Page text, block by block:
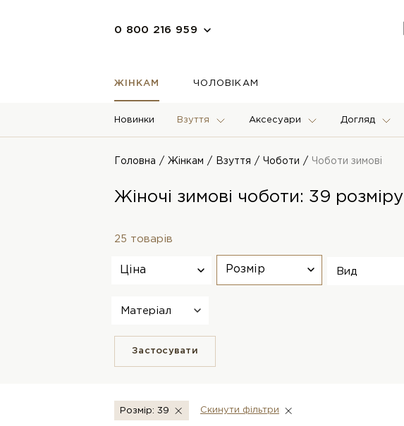
0 800 216 959
ЖІНКАМ ЧОЛОВІКАМ
Новинки Взуття Аксесуари Догляд
Головна Жінкам Взуття Чоботи Чоботи зимові
Жіночі зимові чоботи: 39 розміру
25 товарів
Ціна Розмір Вид
Матеріал
Застосувати
Розмір: 39 Скинути фiльтри